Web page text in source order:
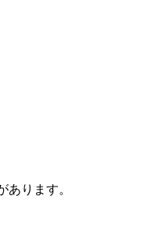
ります。